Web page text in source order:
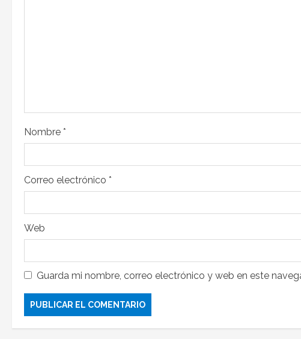
Nombre *
Correo electrónico *
Web
Guarda mi nombre, correo electrónico y web en este